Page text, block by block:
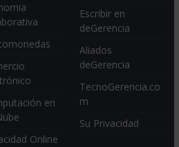
en
Online
Escribir en
deGerencia
Aliados
deGerencia
TecnoGerencia.co
m
Su Privacidad